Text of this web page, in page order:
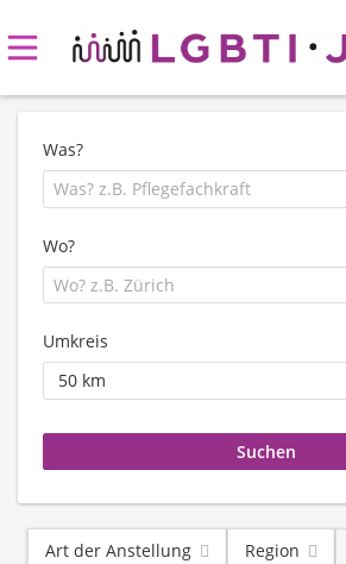
Was?
Wo?
Umkreis
Art der Anstellung Region